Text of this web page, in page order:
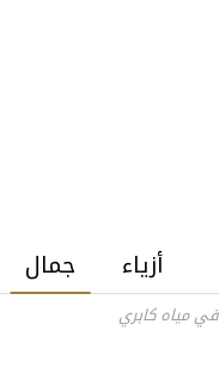
أزياء جمال
مياه كابري